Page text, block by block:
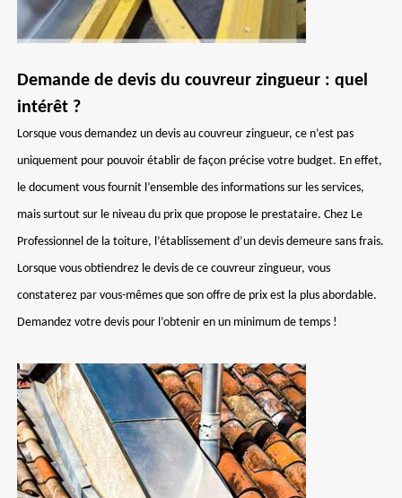
Demande de devis du couvreur zingueur : quel
intérêt ?
Lorsque vous demandez un devis au couvreur zingueur, ce n’est pas
uniquement pour pouvoir établir de façon précise votre budget. En effet,
le document vous fournit l’ensemble des informations sur les services,
mais surtout sur le niveau du prix que propose le prestataire. Chez Le
Professionnel de la toiture, l’établissement d’un devis demeure sans frais.
Lorsque vous obtiendrez le devis de ce couvreur zingueur, vous
constaterez par vous-mêmes que son offre de prix est la plus abordable.
Demandez votre devis pour l’obtenir en un minimum de temps !